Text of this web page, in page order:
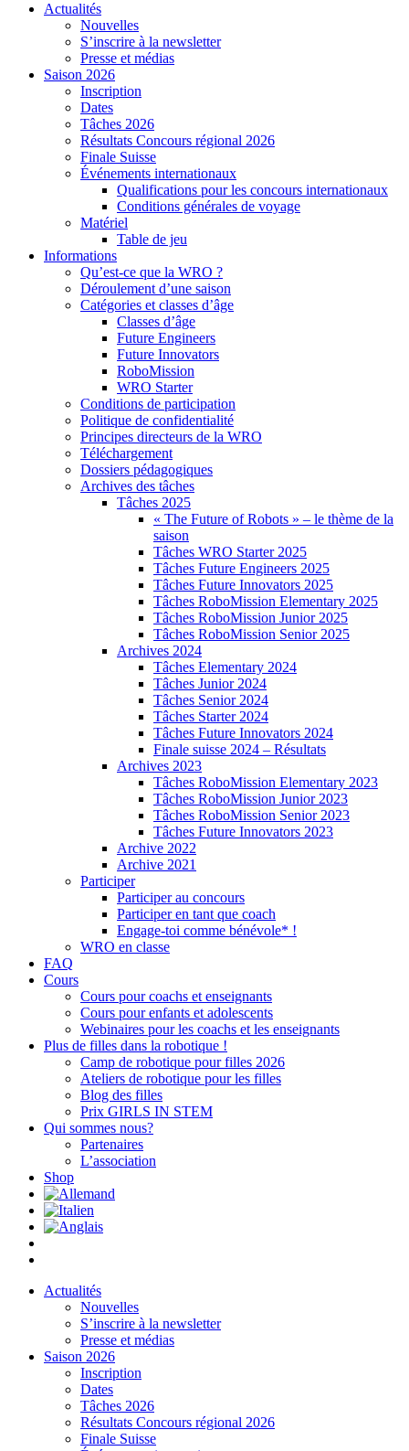
Actualités
Nouvelles
S’inscrire à la newsletter
Presse et médias
Saison 2026
Inscription
Dates
Tâches 2026
Résultats Concours régional 2026
Finale Suisse
Événements internationaux
Qualifications pour les concours internationaux
Conditions générales de voyage
Matériel
Table de jeu
Informations
Qu’est-ce que la WRO ?
Déroulement d’une saison
Catégories et classes d’âge
Classes d’âge
Future Engineers
Future Innovators
RoboMission
WRO Starter
Conditions de participation
Politique de confidentialité
Principes directeurs de la WRO
Téléchargement
Dossiers pédagogiques
Archives des tâches
Tâches 2025
« The Future of Robots » – le thème de la
saison
Tâches WRO Starter 2025
Tâches Future Engineers 2025
Tâches Future Innovators 2025
Tâches RoboMission Elementary 2025
Tâches RoboMission Junior 2025
Tâches RoboMission Senior 2025
Archives 2024
Tâches Elementary 2024
Tâches Junior 2024
Tâches Senior 2024
Tâches Starter 2024
Tâches Future Innovators 2024
Finale suisse 2024 – Résultats
Archives 2023
Tâches RoboMission Elementary 2023
Tâches RoboMission Junior 2023
Tâches RoboMission Senior 2023
Tâches Future Innovators 2023
Archive 2022
Archive 2021
Participer
Participer au concours
Participer en tant que coach
Engage-toi comme bénévole* !
WRO en classe
FAQ
Cours
Cours pour coachs et enseignants
Cours pour enfants et adolescents
Webinaires pour les coachs et les enseignants
Plus de filles dans la robotique !
Camp de robotique pour filles 2026
Ateliers de robotique pour les filles
Blog des filles
Prix GIRLS IN STEM
Qui sommes nous?
Partenaires
L’association
Shop
Actualités
Nouvelles
S’inscrire à la newsletter
Presse et médias
Saison 2026
Inscription
Dates
Tâches 2026
Résultats Concours régional 2026
Finale Suisse